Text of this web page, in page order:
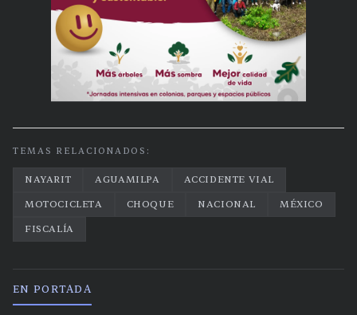
TEMAS RELACIONADOS:
NAYARIT AGUAMILPA
ACCIDENTE VIAL
MOTOCICLETA
CHOQUE NACIONAL
MÉXICO
FISCALÍA
EN PORTADA